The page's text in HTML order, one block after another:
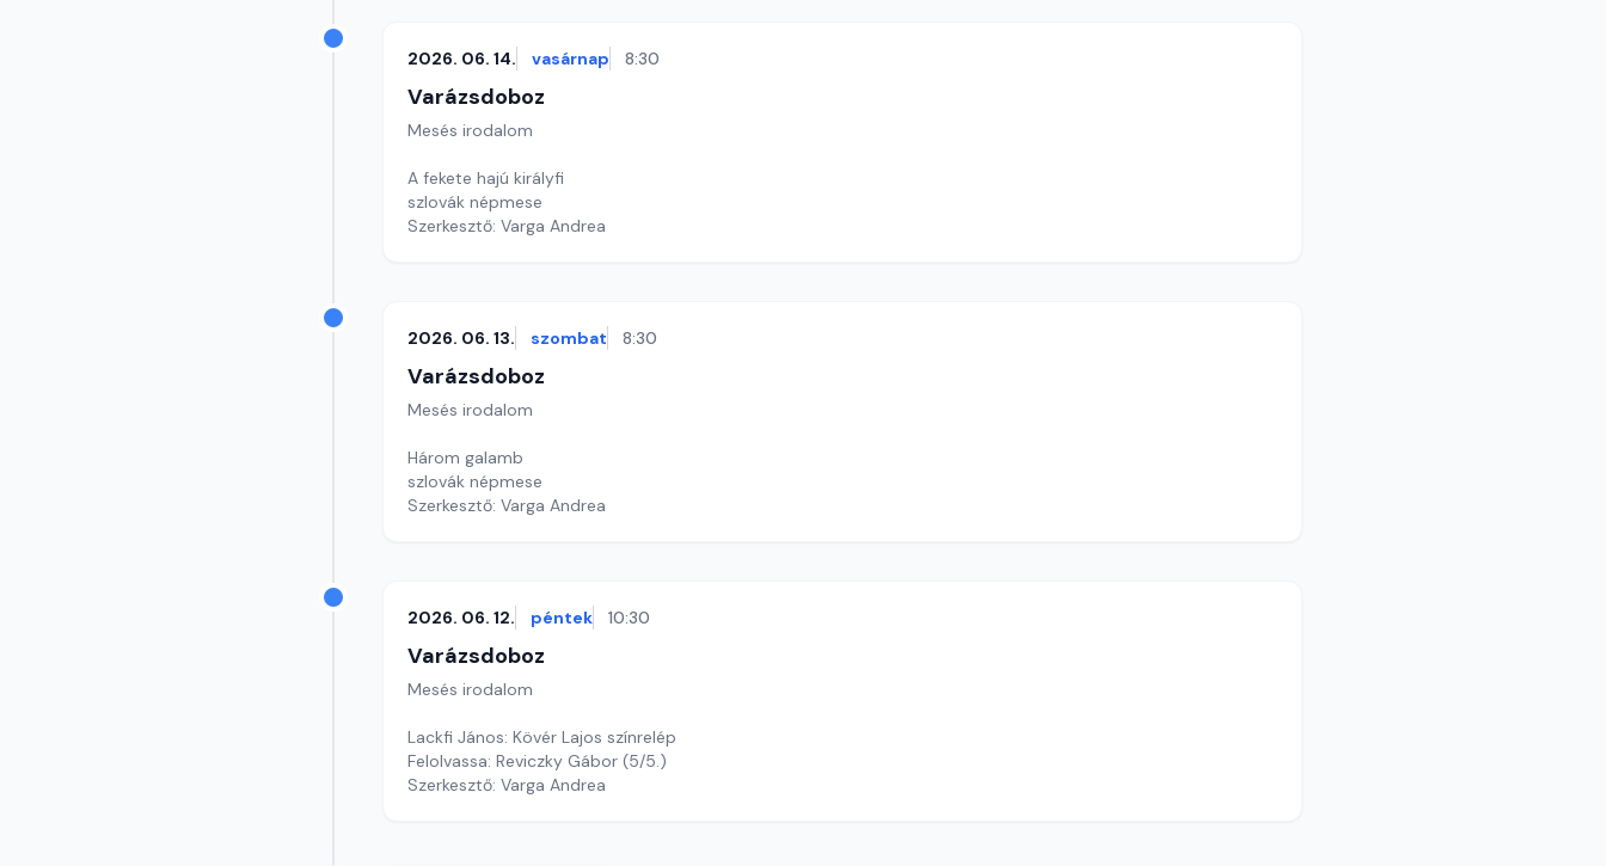
2026. 06. 14. vasárnap 8:30
Varázsdoboz
Mesés irodalom
A fekete hajú királyfi
szlovák népmese
Szerkesztő: Varga Andrea
2026. 06. 13. szombat 8:30
Varázsdoboz
Mesés irodalom
Három galamb
szlovák népmese
Szerkesztő: Varga Andrea
2026. 06. 12. péntek 10:30
Varázsdoboz
Mesés irodalom
Lackfi János: Kövér Lajos színrelép
Felolvassa: Reviczky Gábor (5/5.)
Szerkesztő: Varga Andrea